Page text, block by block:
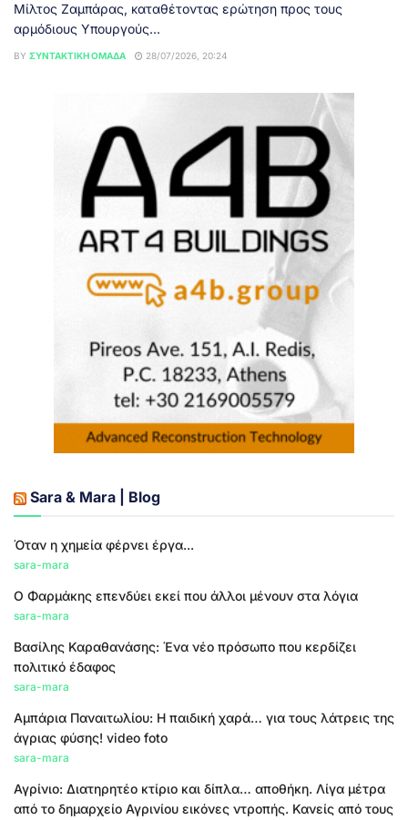
Μίλτος Ζαμπάρας, καταθέτοντας ερώτηση προς τους
αρμόδιους Υπουργούς...
BY ΣΥΝΤΑΚΤΙΚΉ ΟΜΆΔΑ 28/07/2026, 20:24
Sara & Mara | Blog
Όταν η χημεία φέρνει έργα...
sara-mara
Ο Φαρμάκης επενδύει εκεί που άλλοι μένουν στα λόγια
sara-mara
Βασίλης Καραθανάσης: Ένα νέο πρόσωπο που κερδίζει
πολιτικό έδαφος
sara-mara
Αμπάρια Παναιτωλίου: Η παιδική χαρά… για τους λάτρεις της
άγριας φύσης! video foto
sara-mara
Αγρίνιο: Διατηρητέο κτίριο και δίπλα… αποθήκη. Λίγα μέτρα
από το δημαρχείο Αγρινίου εικόνες ντροπής. Κανείς από τους